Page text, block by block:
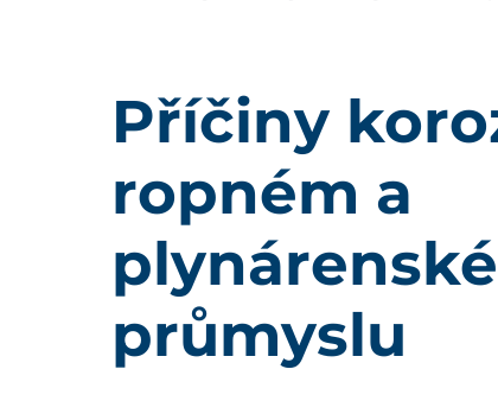
Příčiny
ropném a
průmyslu